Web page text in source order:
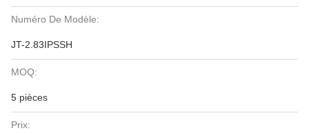
Numéro De Modèle:
JT-2.83IPSSH
MOQ:
5 pièces
Prix: